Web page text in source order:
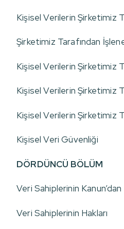
Kişisel Verilerin Şirketimiz
Şirketimiz Tarafından
Kişisel Verilerin Şirketimiz
Kişisel Verilerin Şirketimiz
Kişisel Verilerin Şirketimiz
Kişisel Veri Güvenliği
DÖRDÜNCÜ BÖLÜM
Veri Sahiplerinin
Veri Sahiplerinin Hakları